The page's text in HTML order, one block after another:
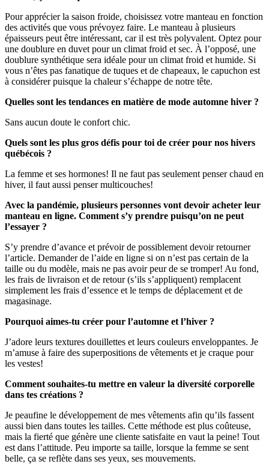
Pour apprécier la saison froide, choisissez votre manteau en fonction
des activités que vous prévoyez faire. Le manteau à plusieurs
épaisseurs peut être intéressant, car il est très polyvalent. Optez pour
une doublure en duvet pour un climat froid et sec. À l’opposé, une
doublure synthétique sera idéale pour un climat froid et humide. Si
vous n’êtes pas fanatique de tuques et de chapeaux, le capuchon est
à considérer puisque la chaleur s’échappe de notre tête.
Quelles sont les tendances en matière de mode automne hiver ?
Sans aucun doute le confort chic.
Quels sont les plus gros défis pour toi de créer pour nos hivers
québécois ?
La femme et ses hormones! Il ne faut pas seulement penser chaud en
hiver, il faut aussi penser multicouches!
Avec la pandémie, plusieurs personnes vont devoir acheter leur
manteau en ligne. Comment s’y prendre puisqu’on ne peut
l’essayer ?
S’y prendre d’avance et prévoir de possiblement devoir retourner
l’article. Demander de l’aide en ligne si on n’est pas certain de la
taille ou du modèle, mais ne pas avoir peur de se tromper! Au fond,
les frais de livraison et de retour (s’ils s’appliquent) remplacent
simplement les frais d’essence et le temps de déplacement et de
magasinage.
Pourquoi aimes-tu créer pour l’automne et l’hiver ?
J’adore leurs textures douillettes et leurs couleurs enveloppantes. Je
m’amuse à faire des superpositions de vêtements et je craque pour
les vestes!
Comment souhaites-tu mettre en valeur la diversité corporelle
dans tes créations ?
Je peaufine le développement de mes vêtements afin qu’ils fassent
aussi bien dans toutes les tailles. Cette méthode est plus coûteuse,
mais la fierté que génère une cliente satisfaite en vaut la peine! Tout
est dans l’attitude. Peu importe sa taille, lorsque la femme se sent
belle, ça se reflète dans ses yeux, ses mouvements.